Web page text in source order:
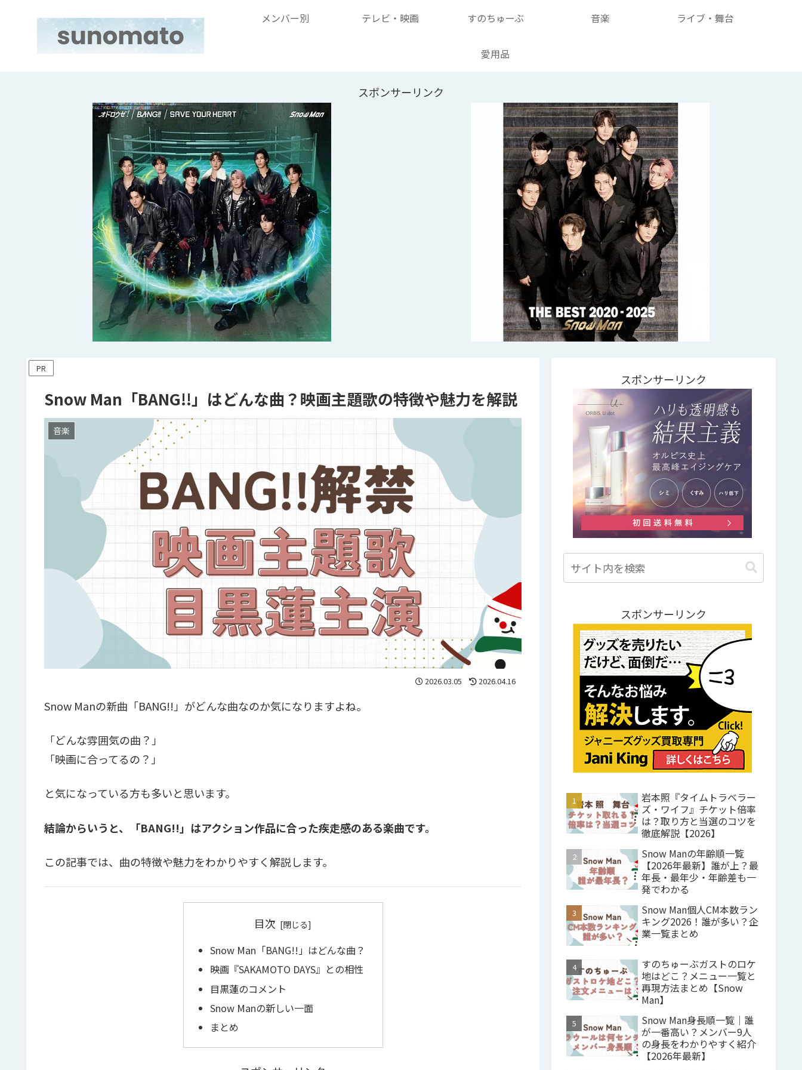
メンバー別 テレビ・映画 すのちゅーぶ 音楽 ライブ・舞台
愛用品
スポンサーリンク
PR
Snow Man「BANG!!」はどんな曲？映画主題歌の特徴や魅力を解説
音楽
2026.03.05 2026.04.16
Snow Manの新曲「BANG!!」がどんな曲なのか気になりますよね。
「どんな雰囲気の曲？」
「映画に合ってるの？」
と気になっている方も多いと思います。
結論からいうと、「BANG!!」はアクション作品に合った疾走感のある楽曲です。
この記事では、曲の特徴や魅力をわかりやすく解説します。
目次
Snow Man「BANG!!」はどんな曲？
映画『SAKAMOTO DAYS』との相性
目黒蓮のコメント
Snow Manの新しい一面
まとめ
スポンサーリンク
スポンサーリンク
岩本照『タイムトラベラー
ズ・ワイフ』チケット倍率
は？取り方と当選のコツを
徹底解説【2026】
Snow Manの年齢順一覧
【2026年最新】誰が上？最
年長・最年少・年齢差も一
発でわかる
Snow Man個人CM本数ラン
キング2026！誰が多い？企
業一覧まとめ
すのちゅーぶガストのロケ
地はどこ？メニュー一覧と
再現方法まとめ【Snow
Man】
Snow Man身長順一覧｜誰
が一番高い？メンバー9人
の身長をわかりやすく紹介
【2026年最新】